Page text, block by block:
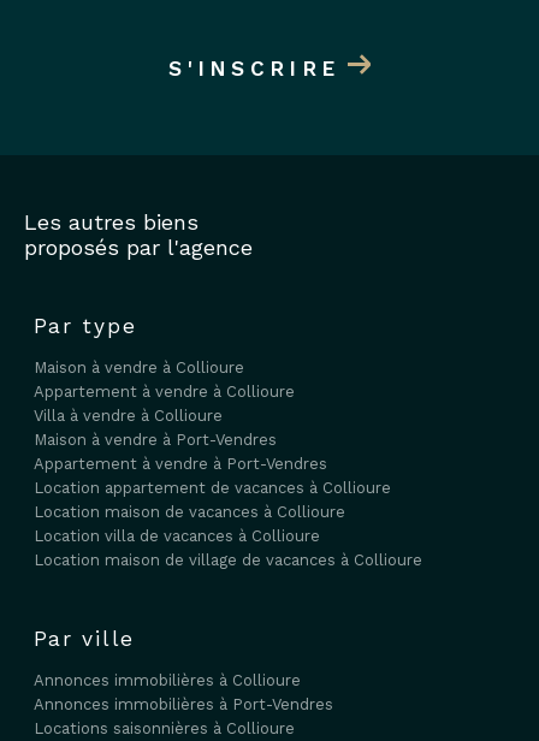
S'INSCRIRE
Les autres biens
proposés par l'agence
Par type
Maison à vendre à Collioure
Appartement à vendre à Collioure
Villa à vendre à Collioure
Maison à vendre à Port-Vendres
Appartement à vendre à Port-Vendres
Location appartement de vacances à Collioure
Location maison de vacances à Collioure
Location villa de vacances à Collioure
Location maison de village de vacances à Collioure
Par ville
Annonces immobilières à Collioure
Annonces immobilières à Port-Vendres
Locations saisonnières à Collioure